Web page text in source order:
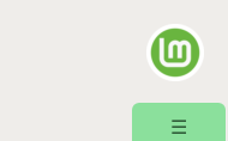
Főmenü
☰